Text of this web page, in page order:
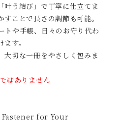
叶う結び」で丁寧に仕立てま
ことで長さの調節も可能。
トや手帳、日々のお守り代わ
す。
大切な一冊をやさしく包みま
はありません
for Your